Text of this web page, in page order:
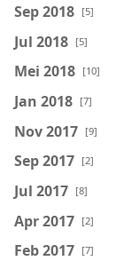
Sep 2018 [5]
Jul 2018 [5]
Mei 2018 [10]
Jan 2018 [7]
Nov 2017 [9]
Sep 2017 [2]
Jul 2017 [8]
Apr 2017 [2]
Feb 2017 [7]